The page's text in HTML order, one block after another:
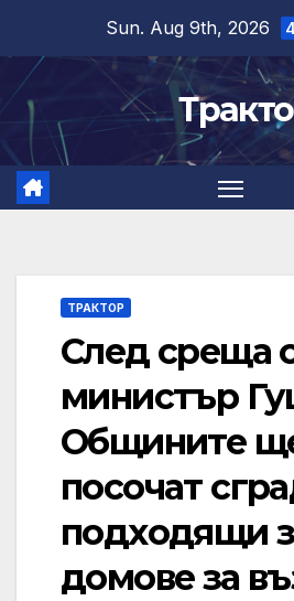
content
Sun. Aug 9th, 2026
ТРАКТОР
След среща
министър
Общините
посочат
подходящи
домове за